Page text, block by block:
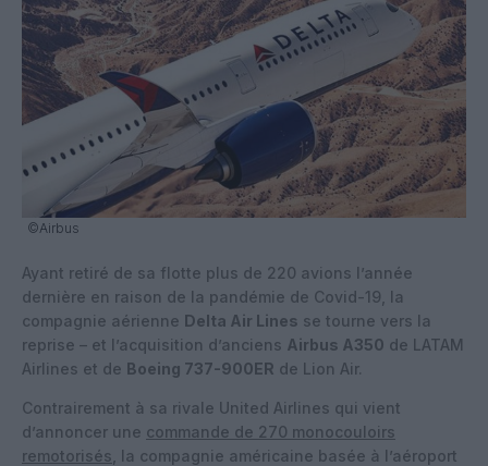
©Airbus
Ayant retiré de sa flotte plus de 220 avions l’année
dernière en raison de la pandémie de Covid-19, la
compagnie aérienne Delta Air Lines se tourne vers la
reprise – et l’acquisition d’anciens Airbus A350 de LATAM
Airlines et de Boeing 737-900ER de Lion Air.
Contrairement à sa rivale United Airlines qui vient
d’annoncer une commande de 270 monocouloirs
remotorisés , la compagnie américaine basée à l’aéroport